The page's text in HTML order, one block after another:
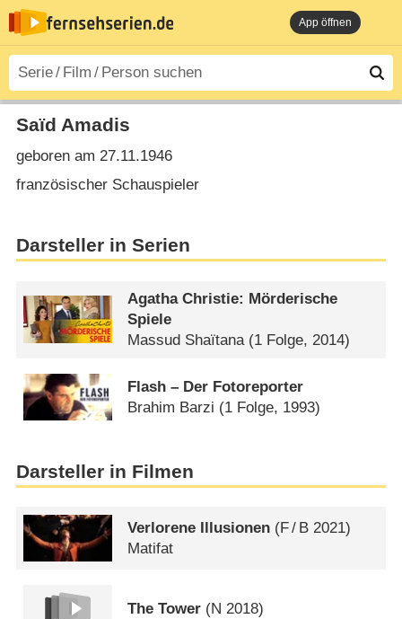
App öffnen
Saïd Amadis
geboren am 27.11.1946
französischer Schauspieler
Darsteller in Serien
Agatha Christie: Mörderische
Spiele
Massud Shaïtana (1 Folge, 2014)
Flash – Der Fotoreporter
Brahim Barzi (1 Folge, 1993)
Darsteller in Filmen
Verlorene Illusionen (F/ B 2021)
Matifat
The Tower (N 2018)